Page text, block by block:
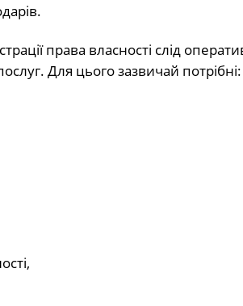
права власності слід
Для цього зазвичай потрібні: